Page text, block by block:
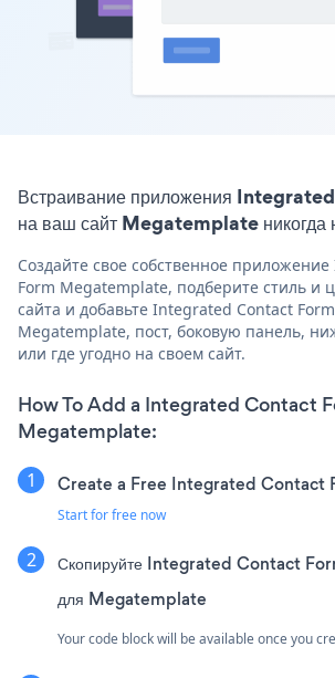
Встраивание приложения
на ваш сайт Megatemplate никогда
Создайте свое собственное
Form Megatemplate, подберите стиль и
сайта и добавьте Integrated Contact
Megatemplate, пост, боковую панель,
или где угодно на своем сайт.
How To Add a Integrated Contact
Megatemplate:
Create a Free Integrated Contact
Start for free now
Скопируйте Integrated Contact
для Megatemplate
Your code block will be available once you